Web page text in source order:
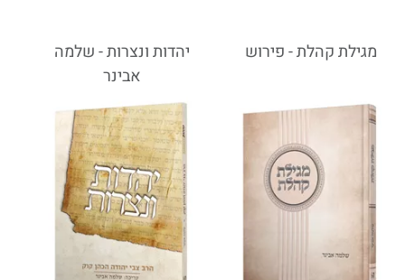
מגילת קהלת - פירוש
יהדות ונצרות - שלמה
אבינר